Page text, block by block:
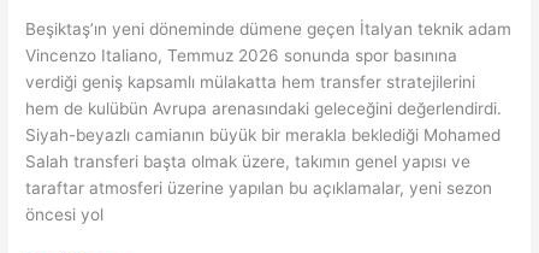
Beşiktaş’ın yeni döneminde dümene geçen İtalyan teknik adam
Vincenzo Italiano, Temmuz 2026 sonunda spor basınına
verdiği geniş kapsamlı mülakatta hem transfer stratejilerini
hem de kulübün Avrupa arenasındaki geleceğini değerlendirdi.
Siyah-beyazlı camianın büyük bir merakla beklediği Mohamed
Salah transferi başta olmak üzere, takımın genel yapısı ve
taraftar atmosferi üzerine yapılan bu açıklamalar, yeni sezon
öncesi yol